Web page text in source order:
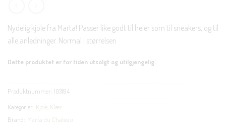
Nydelig kjole fra Marta! Passer like godt til heler som til sneakers, og til
alle anledninger. Normal i størrelsen
Dette produktet er for tiden utsolgt og utilgjengelig.
Produktnummer: 103194
Kategorier: Kjole Klær
Brand: Marta du Chateau